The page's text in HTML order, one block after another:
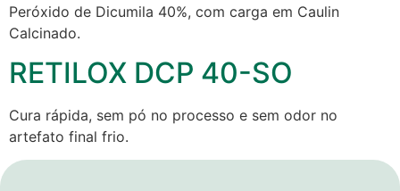
Peróxido de Dicumila 40%, com carga em Caulin
Calcinado.
RETILOX DCP 40-SO
Cura rápida, sem pó no processo e sem odor no
artefato final frio.